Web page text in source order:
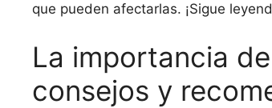
que pueden afectarlas. ¡Sigue
La importancia
consejos y